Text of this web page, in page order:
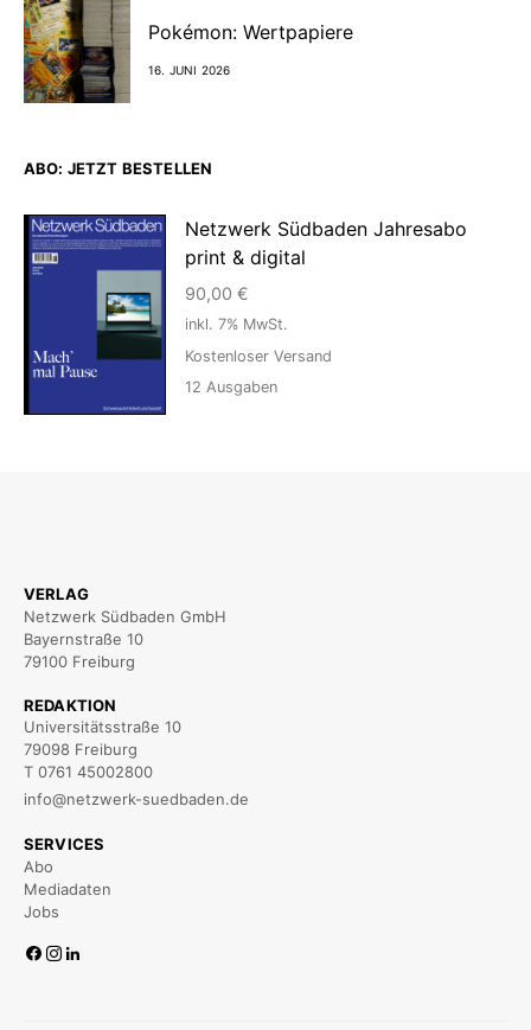
Pokémon: Wertpapiere
16. JUNI 2026
ABO: JETZT BESTELLEN
Netzwerk Südbaden Jahresabo
print & digital
90,00 €
inkl. 7% MwSt.
Kostenloser Versand
12 Ausgaben
VERLAG
Netzwerk Südbaden GmbH
Bayernstraße 10
79100 Freiburg
REDAKTION
Universitätsstraße 10
79098 Freiburg
T 0761 45002800
info@netzwerk-suedbaden.de
SERVICES
Abo
Mediadaten
Jobs